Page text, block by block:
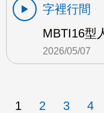
字裡行間
MBTI16型
2026/05/07
1 2 3 4